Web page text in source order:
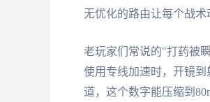
无优化的路由让每个战术
老玩家们常说的"打药被
使用专线加速时，开镜
道，这个数字能压缩到